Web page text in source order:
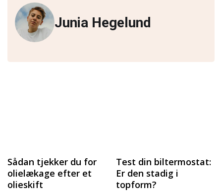
Junia Hegelund
Sådan tjekker du for
olielækage efter et
olieskift
Test din biltermostat:
Er den stadig i
topform?